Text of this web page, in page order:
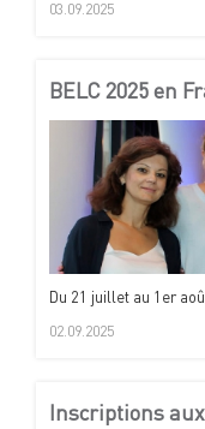
03.09.2025
BELC 2025 en
Du 21 juillet au 1er
02.09.2025
Inscriptions